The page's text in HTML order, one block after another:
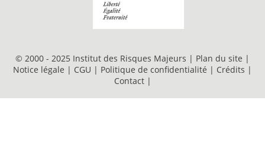
© 2000 - 2025 Institut des Risques Majeurs | Plan du site |
Notice légale | CGU | Politique de confidentialité | Crédits |
Contact |